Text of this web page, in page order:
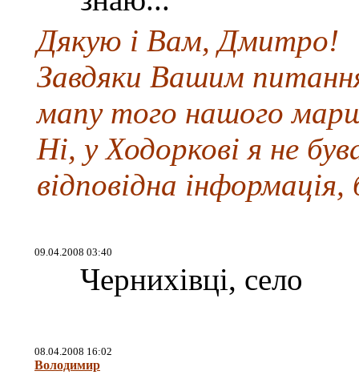
Дякую і Вам, Дмитро!
Завдяки Вашим
мапу того нашого
Ні, у Ходоркові я не
відповідна
09.04.2008 03:40
Чернихівці, село
08.04.2008 16:02
Володимир